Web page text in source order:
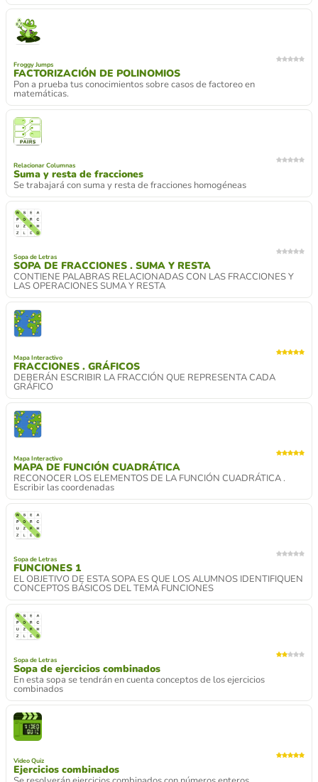
Froggy Jumps
FACTORIZACIÓN DE POLINOMIOS
Pon a prueba tus conocimientos sobre casos de factoreo en
matemáticas.
Relacionar Columnas
Suma y resta de fracciones
Se trabajará con suma y resta de fracciones homogéneas
Sopa de Letras
SOPA DE FRACCIONES . SUMA Y RESTA
CONTIENE PALABRAS RELACIONADAS CON LAS FRACCIONES Y
LAS OPERACIONES SUMA Y RESTA
Mapa Interactivo
FRACCIONES . GRÁFICOS
DEBERÁN ESCRIBIR LA FRACCIÓN QUE REPRESENTA CADA
GRÁFICO
Mapa Interactivo
MAPA DE FUNCIÓN CUADRÁTICA
RECONOCER LOS ELEMENTOS DE LA FUNCIÓN CUADRÁTICA .
Escribir las coordenadas
Sopa de Letras
FUNCIONES 1
EL OBJETIVO DE ESTA SOPA ES QUE LOS ALUMNOS IDENTIFIQUEN
CONCEPTOS BÁSICOS DEL TEMA FUNCIONES
Sopa de Letras
Sopa de ejercicios combinados
En esta sopa se tendrán en cuenta conceptos de los ejercicios
combinados
Video Quiz
Ejercicios combinados